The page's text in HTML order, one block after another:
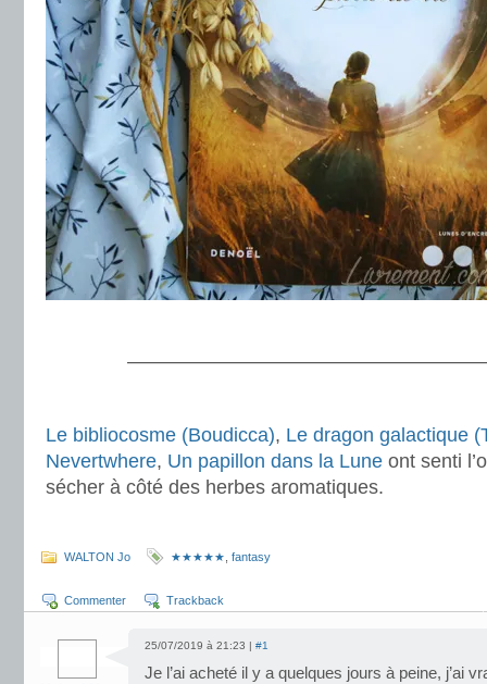
Le bibliocosme (Boudicca), Le dragon galactique
Nevertwhere, Un papillon dans la Lune ont senti
sécher à côté des herbes aromatiques.
WALTON Jo ★★★★★ fantasy
Commenter Trackback
25/07/2019 à 21:23 | #1
Je l’ai acheté il y a quelques jours à peine, j’ai